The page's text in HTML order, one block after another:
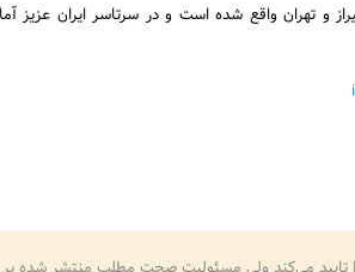
و تهران واقع شده است و در سرتاسر ایران عزیز